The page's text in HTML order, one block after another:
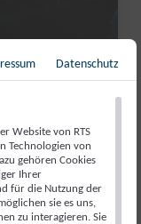
Datenschutz
Website von RTS
Technologien von
gehören Cookies
Ihrer
für die Nutzung der
sie es uns,
zu interagieren. Sie